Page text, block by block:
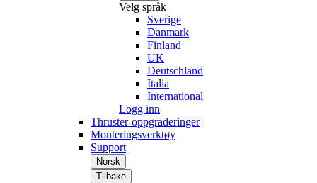
Velg språk
Sverige
Danmark
Finland
UK
Deutschland
Italia
International
Logg inn
Thruster-oppgraderinger
Monteringsverktøy
Support
Norsk
Tilbake